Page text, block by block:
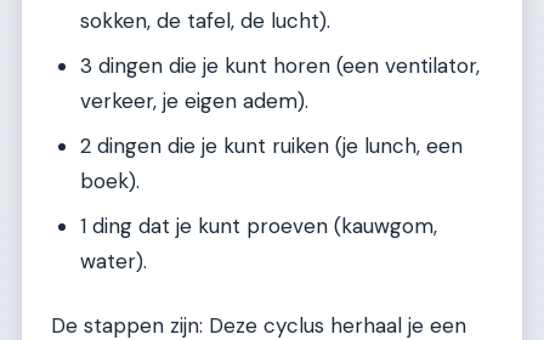
sokken, de tafel, de lucht).
3 dingen die je kunt horen (een ventilator,
verkeer, je eigen adem).
2 dingen die je kunt ruiken (je lunch, een
boek).
1 ding dat je kunt proeven (kauwgom,
water).
De stappen zijn: Deze cyclus herhaal je een